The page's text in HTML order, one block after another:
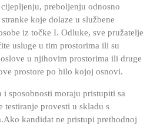
preboljenju odnosno
koje dolaze u službene
iz točke I. Odluke, sve pružatelje
usluge u tim prostorima ili su
u njihovim prostorima ili druge
prostore po bilo kojoj osnovi.
sposobnosti moraju pristupiti sa
testiranje provesti u skladu s
Ako kandidat ne pristupi prethodnoj